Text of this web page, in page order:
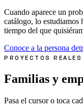
Cuando aparece un
catálogo, lo estudiamos
tiempo del que
Conoce a la persona
PROYECTOS REALES
Familias y
Pasa el cursor o toca